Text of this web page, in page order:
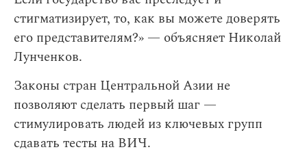
стигматизирует, то, как вы можете доверять
его представителям?‎» — объясняет Николай
Лунченков.
Законы стран Центральной Азии не
позволяют сделать первый шаг —
стимулировать людей из ключевых групп
сдавать тесты на ВИЧ.